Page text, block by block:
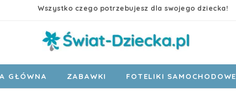
Wszystko czego potrzebujesz dla swojego dziecka!
GŁÓWNA ZABAWKI FOTELIKI SAMOCHODOWE